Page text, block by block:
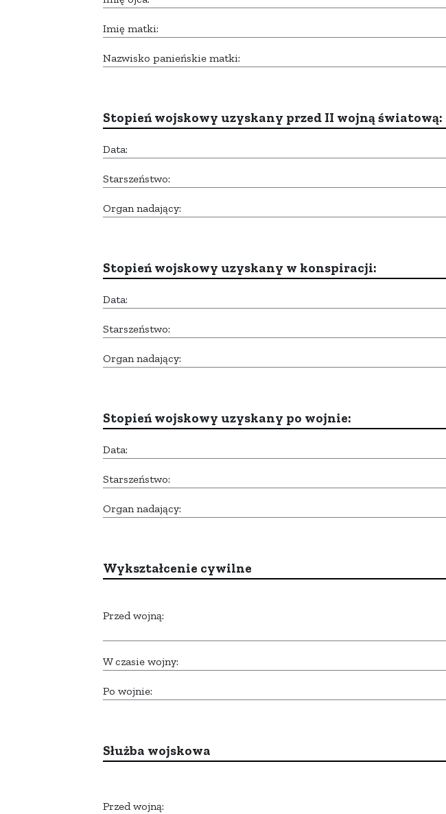
Imię matki:
Nazwisko panieńskie matki:
Stopień wojskowy uzyskany przed II wojną światową:
Data:
Starszeństwo:
Organ nadający:
Stopień wojskowy uzyskany w konspiracji:
Data:
Starszeństwo:
Organ nadający:
Stopień wojskowy uzyskany po wojnie:
Data:
Starszeństwo:
Organ nadający:
Wykształcenie cywilne
Przed wojną:
W czasie wojny:
Po wojnie:
Służba wojskowa
Przed wojną: